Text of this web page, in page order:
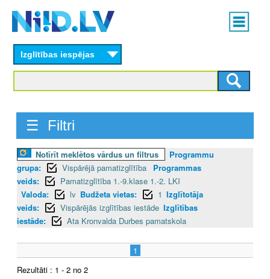
content
Main
menu
Izglītības iespējas
☰ Filtri
Notīrīt meklētos vārdus un filtrus
Programmu
grupa:
Vispārējā pamatizglītība
Programmas
veids:
Pamatizglītība 1.-9.klase 1.-2. LKI
Valoda:
lv Budžeta vietas: 1 Izglītotāja
veids:
Vispārējās izglītības iestāde Izglītības
iestāde:
Ata Kronvalda Durbes pamatskola
1
Rezultāti : 1 - 2 no 2